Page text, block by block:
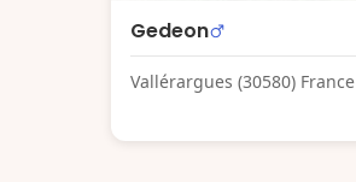
Gedeon
Vallérargues (30580) France